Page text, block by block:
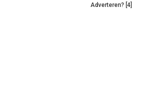
Adverteren? [4]